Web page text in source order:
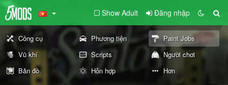
Show Adult Đăng nhập
Công cụ Phương tiện
Paint Jobs
Vũ khí
Scripts
Người chơi
Bản đồ
Hỗn hợp Hơn